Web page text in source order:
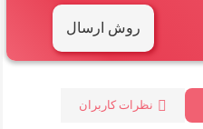
روش ارسال
نظرات کاربران